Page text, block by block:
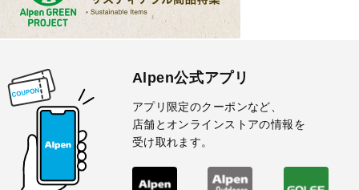
Alpen公式アプリ
アプリ限定のクーポンなど、
店舗とオンラインストアの情報を
受け取れます。